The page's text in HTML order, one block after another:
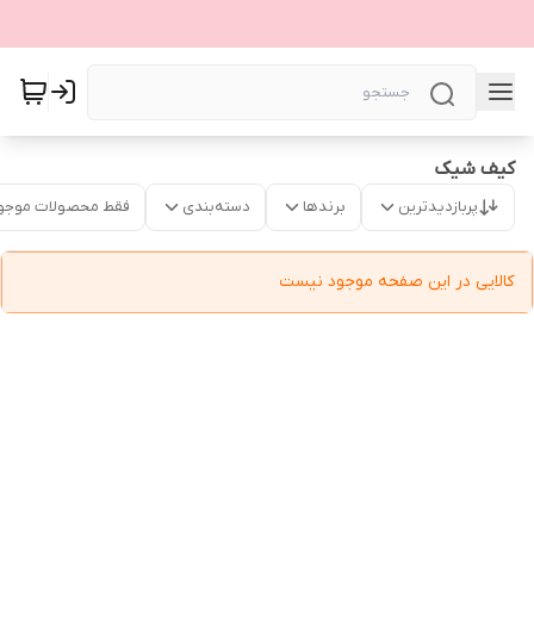
کیف شیک
پربازدیدترین برندها دسته‌بندی فقط محصولات
کالایی در این صفحه موجود نیست